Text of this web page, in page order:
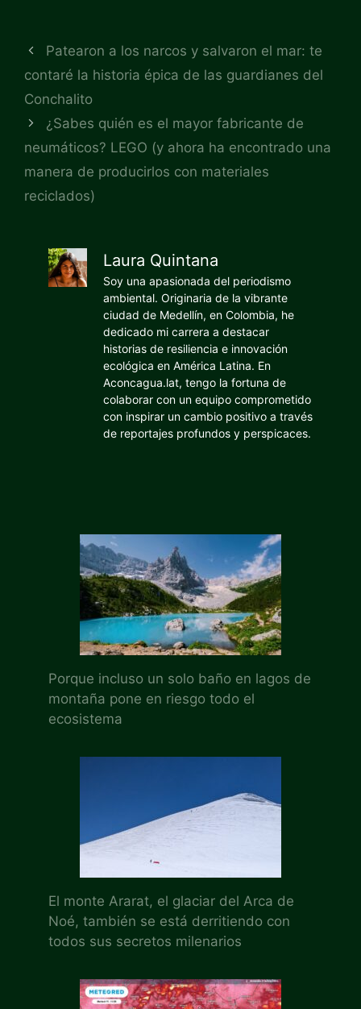
Patearon a los narcos y salvaron el mar: te
contaré la historia épica de las guardianes del
Conchalito
¿Sabes quién es el mayor fabricante de
neumáticos? LEGO (y ahora ha encontrado una
manera de producirlos con materiales
reciclados)
Laura Quintana
Soy una apasionada del periodismo
ambiental. Originaria de la vibrante
ciudad de Medellín, en Colombia, he
dedicado mi carrera a destacar
historias de resiliencia e innovación
ecológica en América Latina. En
Aconcagua.lat, tengo la fortuna de
colaborar con un equipo comprometido
con inspirar un cambio positivo a través
de reportajes profundos y perspicaces.
Porque incluso un solo baño en lagos de
montaña pone en riesgo todo el
ecosistema
El monte Ararat, el glaciar del Arca de
Noé, también se está derritiendo con
todos sus secretos milenarios